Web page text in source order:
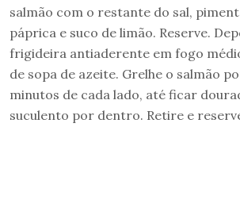
salmão com o restante do sal,
páprica e suco de limão. Reserve.
frigideira antiaderente em fogo
de sopa de azeite. Grelhe o salmão
minutos de cada lado, até ficar
suculento por dentro. Retire e